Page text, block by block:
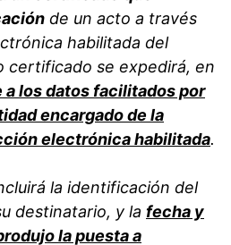
de un acto a través
habilitada del
certificado se expedirá, en
a los datos facilitados por
encargado de la
electrónica habilitada.
la identificación del
destinatario, y la fecha y
la puesta a